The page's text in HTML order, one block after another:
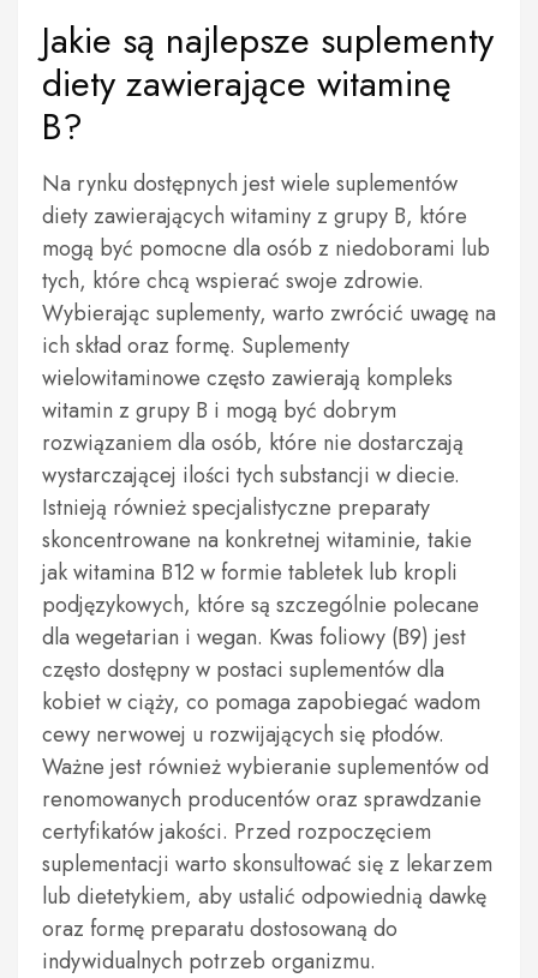
Jakie są najlepsze suplementy
diety zawierające witaminę
B?
Na rynku dostępnych jest wiele suplementów
diety zawierających witaminy z grupy B, które
mogą być pomocne dla osób z niedoborami lub
tych, które chcą wspierać swoje zdrowie.
Wybierając suplementy, warto zwrócić uwagę na
ich skład oraz formę. Suplementy
wielowitaminowe często zawierają kompleks
witamin z grupy B i mogą być dobrym
rozwiązaniem dla osób, które nie dostarczają
wystarczającej ilości tych substancji w diecie.
Istnieją również specjalistyczne preparaty
skoncentrowane na konkretnej witaminie, takie
jak witamina B12 w formie tabletek lub kropli
podjęzykowych, które są szczególnie polecane
dla wegetarian i wegan. Kwas foliowy (B9) jest
często dostępny w postaci suplementów dla
kobiet w ciąży, co pomaga zapobiegać wadom
cewy nerwowej u rozwijających się płodów.
Ważne jest również wybieranie suplementów od
renomowanych producentów oraz sprawdzanie
certyfikatów jakości. Przed rozpoczęciem
suplementacji warto skonsultować się z lekarzem
lub dietetykiem, aby ustalić odpowiednią dawkę
oraz formę preparatu dostosowaną do
indywidualnych potrzeb organizmu.